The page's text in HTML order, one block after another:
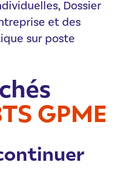
Dossier
et des
sur poste
GPME